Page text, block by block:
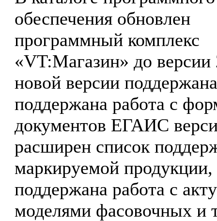
обеспечения обновлен
программный комплекс
«VT:Магазин» до
новой версии поддержана
поддержана работа с
документов ЕГАИС
расширен список
маркируемой продукции,
поддержана работа с
моделями фасовочных и